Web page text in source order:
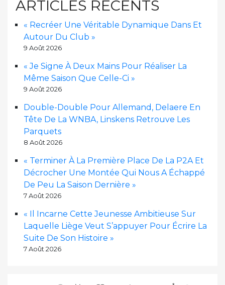
ARTICLES RÉCENTS
« Recréer Une Véritable Dynamique Dans Et
Autour Du Club »
9 Août 2026
« Je Signe À Deux Mains Pour Réaliser La
Même Saison Que Celle-Ci »
9 Août 2026
Double-Double Pour Allemand, Delaere En
Tête De La WNBA, Linskens Retrouve Les
Parquets
8 Août 2026
« Terminer À La Première Place De La P2A Et
Décrocher Une Montée Qui Nous A Échappé
De Peu La Saison Dernière »
7 Août 2026
« Il Incarne Cette Jeunesse Ambitieuse Sur
Laquelle Liège Veut S’appuyer Pour Écrire La
Suite De Son Histoire »
7 Août 2026